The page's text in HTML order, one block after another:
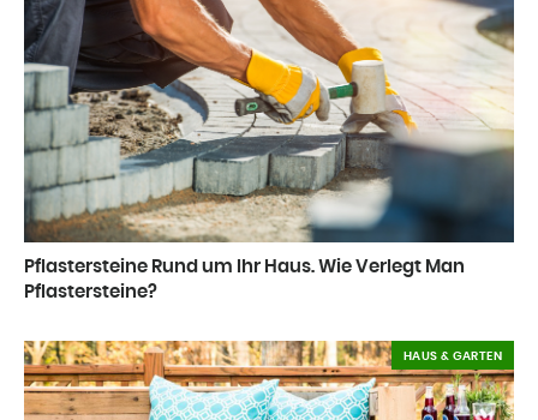
Pflastersteine Rund um Ihr Haus. Wie Verlegt Man
Pflastersteine?
HAUS & GARTEN